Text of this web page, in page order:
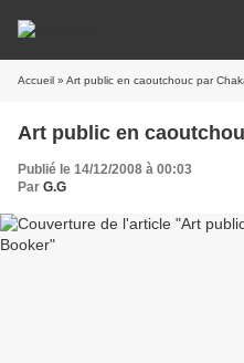
Accueil » Art public en caoutchouc par
Art public en
Publié le 14/12/2008 à 00:03
Par G.G